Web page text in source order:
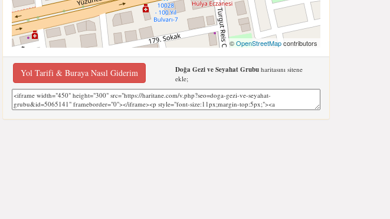
©OpenStreetMapcontributors
Yol Tarifi & Buraya Nasıl Giderim Doğa Gezi ve Seyahat Grubuharitasını sitene
ekle;